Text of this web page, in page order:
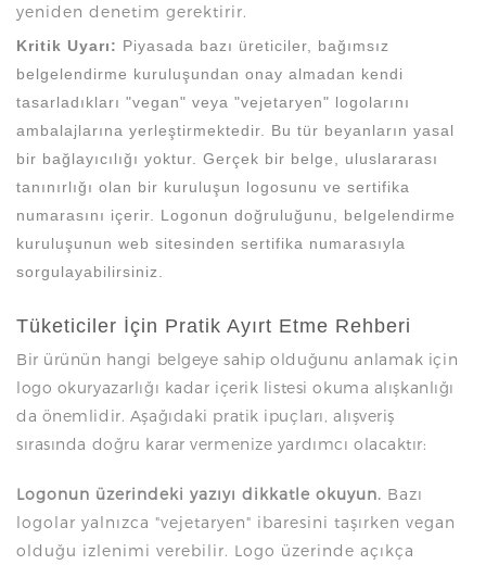
yeniden denetim gerektirir.
Kritik Uyarı: Piyasada bazı üreticiler, bağımsız
belgelendirme kuruluşundan onay almadan kendi
tasarladıkları "vegan" veya "vejetaryen" logolarını
ambalajlarına yerleştirmektedir. Bu tür beyanların yasal
bir bağlayıcılığı yoktur. Gerçek bir belge, uluslararası
tanınırlığı olan bir kuruluşun logosunu ve sertifika
numarasını içerir. Logonun doğruluğunu, belgelendirme
kuruluşunun web sitesinden sertifika numarasıyla
sorgulayabilirsiniz.
Tüketiciler İçin Pratik Ayırt Etme Rehberi
Bir ürünün hangi belgeye sahip olduğunu anlamak için
logo okuryazarlığı kadar içerik listesi okuma alışkanlığı
da önemlidir. Aşağıdaki pratik ipuçları, alışveriş
sırasında doğru karar vermenize yardımcı olacaktır:
Logonun üzerindeki yazıyı dikkatle okuyun. Bazı
logolar yalnızca "vejetaryen" ibaresini taşırken vegan
olduğu izlenimi verebilir. Logo üzerinde açıkça